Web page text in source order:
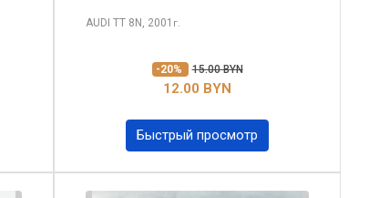
AUDI TT 8N, 2001 г.
-20% 15.00 BYN
12.00 BYN
Быстрый просмотр